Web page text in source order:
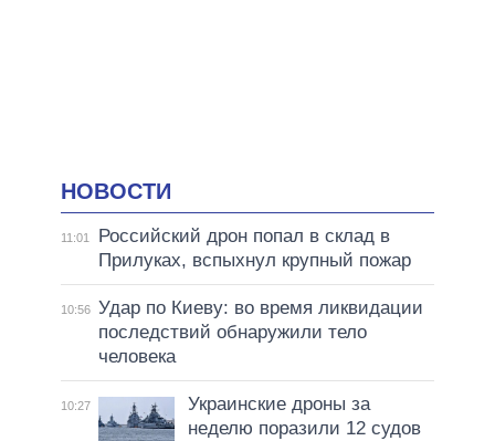
НОВОСТИ
11:01
Российский дрон попал в склад в
Прилуках, вспыхнул крупный пожар
10:56 Удар по Киеву: во время ликвидации
последствий обнаружили тело
человека
10:27
Украинские дроны за
неделю поразили 12 судов